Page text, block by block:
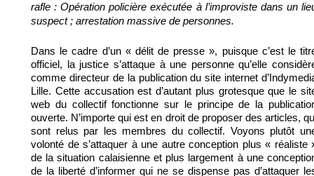
rafle : Opération policière exécutée à l’improviste dans un
suspect ; arrestation massive de personnes.
Dans le cadre d’un « délit de presse », puisque c’est le
officiel, la justice s’attaque à une personne qu’elle
comme directeur de la publication du site internet
Lille. Cette accusation est d’autant plus grotesque que le
web du collectif fonctionne sur le principe de la
ouverte. N’importe qui est en droit de proposer des articles,
sont relus par les membres du collectif. Voyons plutôt
volonté de s’attaquer à une autre conception plus « réaliste
de la situation calaisienne et plus largement à une
de la liberté d’informer qui ne se dispense pas d’attaquer